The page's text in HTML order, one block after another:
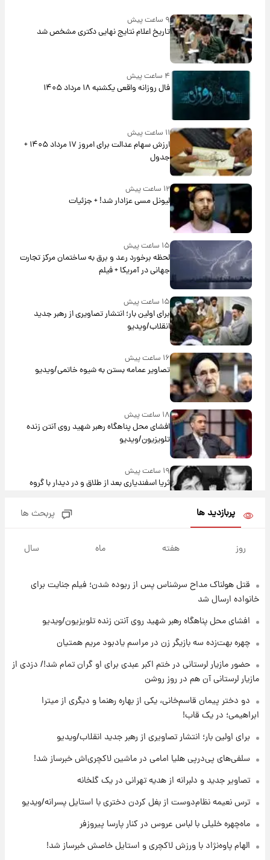
۹ ساعت پیش
تاریخ اعلام نتایج نهایی دکتری مشخص شد
۴ ساعت پیش
فال روزانه واقعی یکشنبه ۱۸ مرداد ۱۴۰۵
۱۱ ساعت پیش
ارزش سهام عدالت برای امروز ۱۷ مرداد ۱۴۰۵ +
جدول
۱۲ ساعت پیش
لیونل مسی عزادار شد! + جزئیات
۱۵ ساعت پیش
لحظه برخورد رعد و برق به ساختمان مرکز تجارت
جهانی در آمریکا + فیلم
۱۵ ساعت پیش
برای اولین بار؛ انتشار تصاویری از رهبر جدید
انقلاب/ویدیو
۱۶ ساعت پیش
تصاویر عمامه بستن به شیوه خاتمی/ویدیو
۱۸ ساعت پیش
افشای محل پناهگاه‌ رهبر شهید روی آنتن زنده
تلویزیون/ویدیو
۱۹ ساعت پیش
ثریا اسفندیاری بعد از طلاق و در دیدار با گروه
پول به معشوقه با درآمد یوفا
۱۹ ساعت پیش
۱۹ ساعت پیش
پی رفتن رامین رضاییان+ عکس
۱۹ ساعت پیش
۲۰ ساعت پیش
با قدرتمندترین و بادوام ترین تانک جهان آشنا
شوید+ فیلم
۲۱ ساعت پیش
پربازدید ها پربحث ها
روز هفته ماه سال
قتل هولناک مداح سرشناس پس از ربوده شدن؛ فیلم جنایت برای
خانواده ارسال شد
افشای محل پناهگاه‌ رهبر شهید روی آنتن زنده تلویزیون/ویدیو
چهره بهت‌زده سه بازیگر زن در مراسم یادبود مریم همتیان
حضور مازیار لرستانی در ختم اکبر عبدی برای او گران تمام شد!/ دزدی از
مازیار لرستانی آن هم در روز روشن
دو دختر پیمان قاسم‌خانی، یکی از بهاره رهنما و دیگری از میترا
ابراهیمی؛ در یک قاب!
برای اولین بار؛ انتشار تصاویری از رهبر جدید انقلاب/ویدیو
سلفی‌های پی‌درپی هلیا امامی در ماشین لاکچری‌اش خبرساز شد!
تصاویر جدید و دلبرانه از هدیه تهرانی در یک گلخانه
ترس نعیمه نظام‌دوست از بغل کردن دختری با استایل پسرانه/ویدیو
ماه‌چهره خلیلی با لباس عروس در کنار پارسا پیروزفر
الهام پاوه‌نژاد با ورزش لاکچری و استایل خاصش خبرساز شد!